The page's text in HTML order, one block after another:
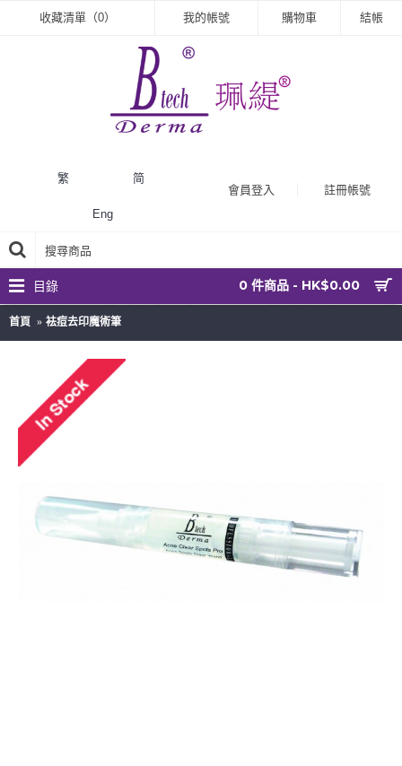
收藏清單（0） 我的帳號 購物車 結帳
繁 简
Eng
會員登入 註冊帳號
0 件商品 - HK$0.00
目錄
首頁 袪痘去印魔術筆